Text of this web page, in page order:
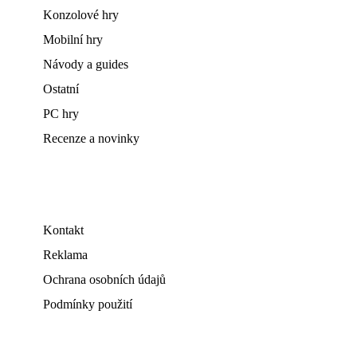
Konzolové hry
Mobilní hry
Návody a guides
Ostatní
PC hry
Recenze a novinky
Kontakt
Reklama
Ochrana osobních údajů
Podmínky použití